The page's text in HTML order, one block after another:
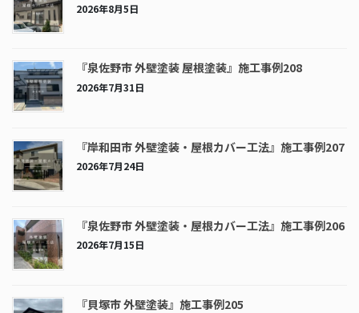
2026年8月5日
『泉佐野市 外壁塗装 屋根塗装』施工事例208
2026年7月31日
『岸和田市 外壁塗装・屋根カバー工法』施工事例207
2026年7月24日
『泉佐野市 外壁塗装・屋根カバー工法』施工事例206
2026年7月15日
『貝塚市 外壁塗装』施工事例205